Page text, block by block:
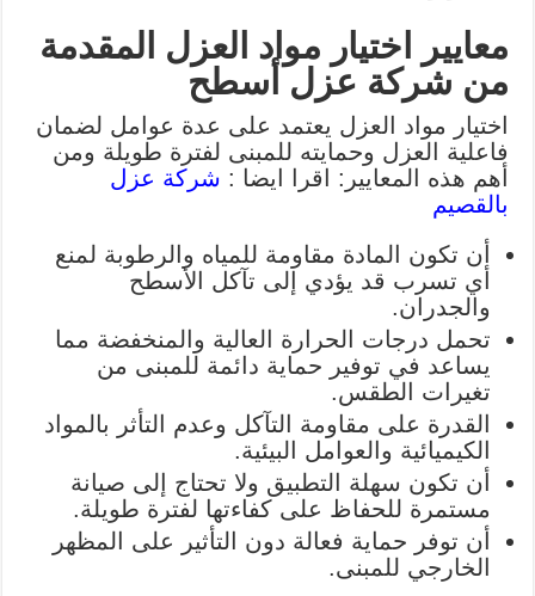
معايير اختيار مواد العزل المقدمة
من شركة عزل أسطح
اختيار مواد العزل يعتمد على عدة عوامل لضمان
فاعلية العزل وحمايته للمبنى لفترة طويلة ومن
أهم هذه المعايير: اقرا ايضا : شركة عزل
بالقصيم
أن تكون المادة مقاومة للمياه والرطوبة لمنع
أي تسرب قد يؤدي إلى تآكل الأسطح
والجدران.
تحمل درجات الحرارة العالية والمنخفضة مما
يساعد في توفير حماية دائمة للمبنى من
تغيرات الطقس.
القدرة على مقاومة التآكل وعدم التأثر بالمواد
الكيميائية والعوامل البيئية.
أن تكون سهلة التطبيق ولا تحتاج إلى صيانة
مستمرة للحفاظ على كفاءتها لفترة طويلة.
أن توفر حماية فعالة دون التأثير على المظهر
الخارجي للمبنى.